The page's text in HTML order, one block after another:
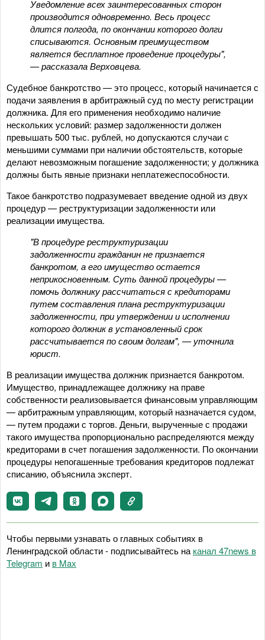
Уведомление всех заинтересованных сторон
производится одновременно. Весь процесс
длится полгода, по окончании которого долги
списываются. Основным преимуществом
является бесплатное проведение процедуры",
— рассказала Верховцева.
Судебное банкротство — это процесс, который начинается с
подачи заявления в арбитражный суд по месту регистрации
должника. Для его применения необходимо наличие
нескольких условий: размер задолженности должен
превышать 500 тыс. рублей, но допускаются случаи с
меньшими суммами при наличии обстоятельств, которые
делают невозможным погашение задолженности; у должника
должны быть явные признаки неплатежеспособности.
Такое банкротство подразумевает введение одной из двух
процедур — реструктуризации задолженности или
реализации имущества.
"В процедуре реструктуризации
задолженности гражданин не признается
банкротом, а его имущество остается
неприкосновенным. Суть данной процедуры —
помочь должнику рассчитаться с кредиторами
путем составления плана реструктуризации
задолженности, при утверждении и исполнении
которого должник в установленный срок
рассчитывается по своим долгам", — уточнила
юрист.
В реализации имущества должник признается банкротом.
Имущество, принадлежащее должнику на праве
собственности реализовывается финансовым управляющим
— арбитражным управляющим, который назначается судом,
— путем продажи с торгов. Деньги, вырученные с продажи
такого имущества пропорционально распределяются между
кредиторами в счет погашения задолженности. По окончании
процедуры непогашенные требования кредиторов подлежат
списанию, объяснила эксперт.
Чтобы первыми узнавать о главных событиях в
Ленинградской области - подписывайтесь на канал 47news в
Telegram и в Maх